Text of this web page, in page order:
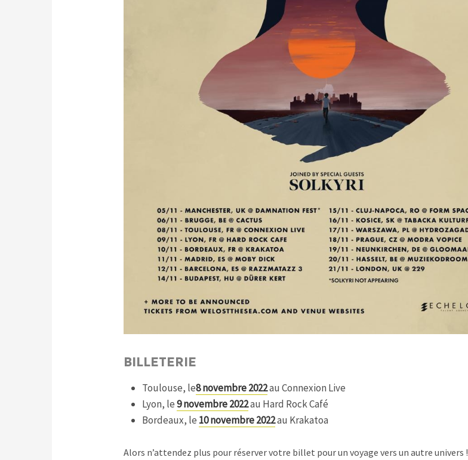
BILLETERIE
Toulouse, le8 novembre 2022au Connexion Live
Lyon, le9 novembre 2022au Hard Rock Café
Bordeaux, le 10 novembre 2022au Krakatoa
Alors n’attendez plus pour réserver votre billet pour un voyage vers un autre univers !